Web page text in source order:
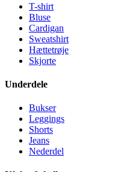
T-shirt
Bluse
Cardigan
Sweatshirt
Hættetrøje
Skjorte
Underdele
Bukser
Leggings
Shorts
Jeans
Nederdel